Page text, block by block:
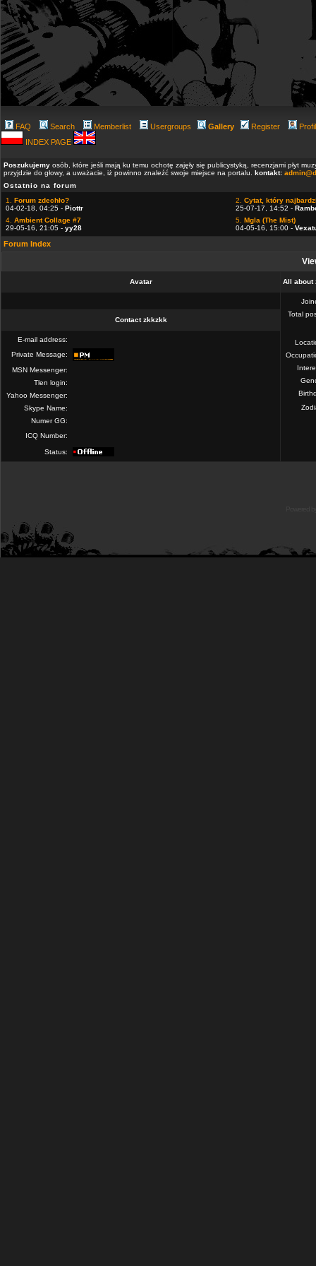
FAQ Search Memberlist Usergroups Gallery Register
INDEX PAGE
Poszukujemy osób, które jeśli mają ku temu ochotę zajęły się publicystyką, recenzjami płyt
przyjdzie do głowy, a uważacie, iż powinno znaleźć swoje miejsce na portalu. kontakt:
Ostatnio na forum
1. Forum zdechło?
04-02-18, 04:25 - Piottr
2. Cytat, który
25-07-17, 14:52 -
4. Ambient Collage #7
29-05-16, 21:05 - yy28
5. Mgla (The Mist)
04-05-16, 15:00 -
Forum Index
Avatar All about
Total
Contact zkkzkk
E-mail address:
Private Message:
MSN Messenger:
Tlen login:
Yahoo Messenger:
Skype Name:
Numer GG:
ICQ Number:
Status: